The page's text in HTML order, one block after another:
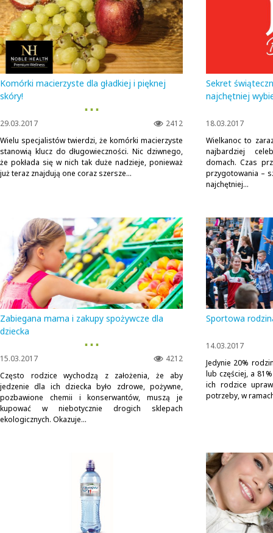
Komórki macierzyste dla gładkiej i pięknej
skóry!
▪ ▪ ▪
2412
29.03.2017
Wielu specjalistów twierdzi, że komórki macierzyste
stanowią klucz do długowieczności. Nic dziwnego,
że pokłada się w nich tak duże nadzieje, ponieważ
już teraz znajdują one coraz szersze...
Sekret
najchętniej
18.03.2017
Wielkanoc to
najbardziej
domach. Czas
przygotowania –
najchętniej...
Zabiegana mama i zakupy spożywcze dla
dziecka
▪ ▪ ▪
4212
15.03.2017
Często rodzice wychodzą z założenia, że aby
jedzenie dla ich dziecka było zdrowe, pożywne,
pozbawione chemii i konserwantów, muszą je
kupować w niebotycznie drogich sklepach
ekologicznych. Okazuje...
Sportowa
14.03.2017
Jedynie 20%
lub częściej, a
ich rodzice
potrzeby, w